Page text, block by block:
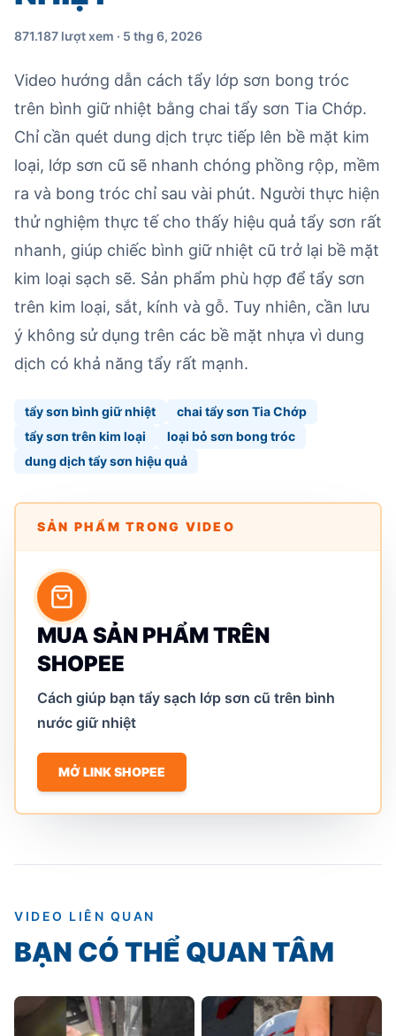
871.187 lượt xem · 5 thg 6, 2026
Video hướng dẫn cách tẩy lớp sơn bong tróc
trên bình giữ nhiệt bằng chai tẩy sơn Tia Chớp.
Chỉ cần quét dung dịch trực tiếp lên bề mặt kim
loại, lớp sơn cũ sẽ nhanh chóng phồng rộp, mềm
ra và bong tróc chỉ sau vài phút. Người thực hiện
thử nghiệm thực tế cho thấy hiệu quả tẩy sơn rất
nhanh, giúp chiếc bình giữ nhiệt cũ trở lại bề mặt
kim loại sạch sẽ. Sản phẩm phù hợp để tẩy sơn
trên kim loại, sắt, kính và gỗ. Tuy nhiên, cần lưu
ý không sử dụng trên các bề mặt nhựa vì dung
dịch có khả năng tẩy rất mạnh.
tẩy sơn bình giữ nhiệt
chai tẩy sơn Tia Chớp
tẩy sơn trên kim loại
loại bỏ sơn bong tróc
dung dịch tẩy sơn hiệu quả
SẢN PHẨM TRONG VIDEO
MUA SẢN PHẨM TRÊN
SHOPEE
Cách giúp bạn tẩy sạch lớp sơn cũ trên bình
nước giữ nhiệt
MỞ LINK SHOPEE
VIDEO LIÊN QUAN
BẠN CÓ THỂ QUAN TÂM